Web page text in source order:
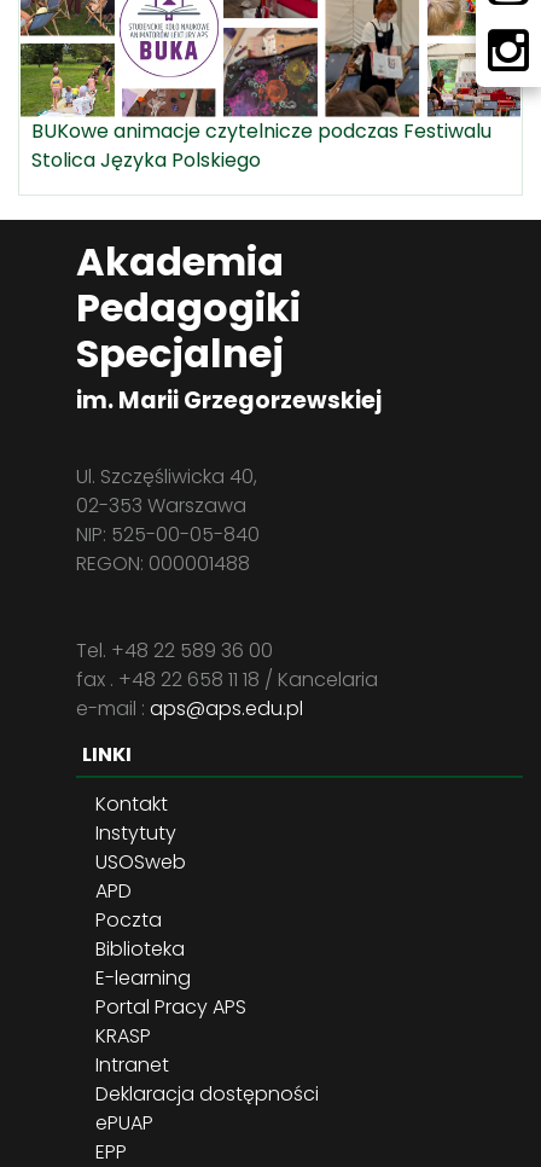
BUKowe animacje czytelnicze podczas Festiwalu
Stolica Języka Polskiego
Akademia
Pedagogiki
Specjalnej
im. Marii Grzegorzewskiej
Ul. Szczęśliwicka 40,
02-353 Warszawa
NIP: 525-00-05-840
REGON: 000001488
Tel. +48 22 589 36 00
fax . +48 22 658 11 18 / Kancelaria
e-mail : aps@aps.edu.pl
LINKI
Kontakt
Instytuty
USOSweb
APD
Poczta
Biblioteka
E-learning
Portal Pracy APS
KRASP
Intranet
Deklaracja dostępności
ePUAP
EPP